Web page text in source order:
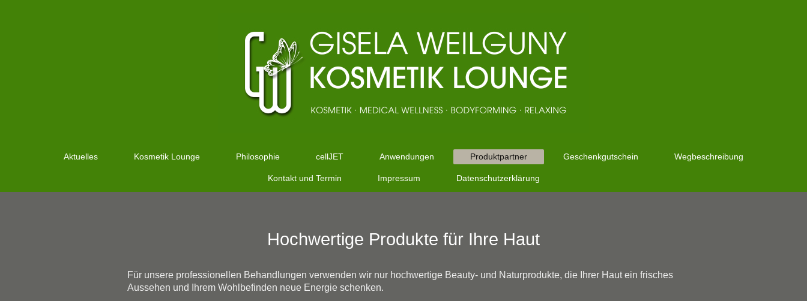
Aktuelles Kosmetik Lounge Philosophie cellJET Anwendungen Produktpartner Geschenkgutschein Wegbeschreibung
Kontakt und Termin Impressum Datenschutzerklärung
Hochwertige Produkte für Ihre Haut
Für unsere professionellen Behandlungen verwenden wir nur hochwertige Beauty- und Naturprodukte, die Ihrer Haut ein frisches
Aussehen und Ihrem Wohlbefinden neue Energie schenken.